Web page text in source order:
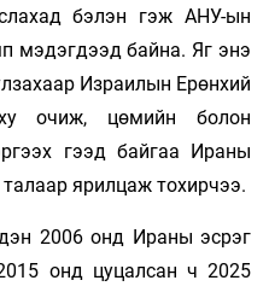
бэлэн гэж АНУ-ын
мэдэгдээд байна. Яг энэ
Израилын Ерөнхий
очиж, цөмийн болон
гээд байгаа Ираны
ярилцаж тохирчээ.
2006 онд Ираны эсрэг
онд цуцалсан ч 2025